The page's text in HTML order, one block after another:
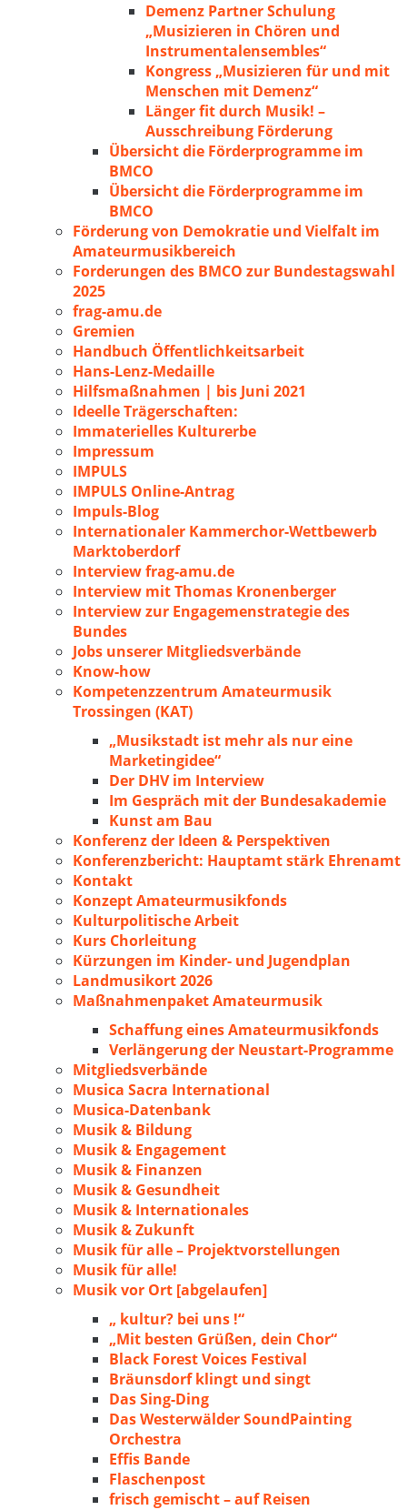
Demenz Partner Schulung
„Musizieren in Chören und
Instrumentalensembles“
Kongress „Musizieren für und mit
Menschen mit Demenz“
Länger fit durch Musik! –
Ausschreibung Förderung
Übersicht die Förderprogramme im
BMCO
Übersicht die Förderprogramme im
BMCO
Förderung von Demokratie und Vielfalt im
Amateurmusikbereich
Forderungen des BMCO zur Bundestagswahl
2025
frag-amu.de
Gremien
Handbuch Öffentlichkeitsarbeit
Hans-Lenz-Medaille
Hilfsmaßnahmen | bis Juni 2021
Ideelle Trägerschaften:
Immaterielles Kulturerbe
Impressum
IMPULS
IMPULS Online-Antrag
Impuls-Blog
Internationaler Kammerchor-Wettbewerb
Marktoberdorf
Interview frag-amu.de
Interview mit Thomas Kronenberger
Interview zur Engagemenstrategie des
Bundes
Jobs unserer Mitgliedsverbände
Know-how
Kompetenzzentrum Amateurmusik
Trossingen (KAT)
„Musikstadt ist mehr als nur eine
Marketingidee“
Der DHV im Interview
Im Gespräch mit der Bundesakademie
Kunst am Bau
Konferenz der Ideen & Perspektiven
Konferenzbericht: Hauptamt stärk Ehrenamt
Kontakt
Konzept Amateurmusikfonds
Kulturpolitische Arbeit
Kurs Chorleitung
Kürzungen im Kinder- und Jugendplan
Landmusikort 2026
Maßnahmenpaket Amateurmusik
Schaffung eines Amateurmusikfonds
Verlängerung der Neustart-Programme
Mitgliedsverbände
Musica Sacra International
Musica-Datenbank
Musik & Bildung
Musik & Engagement
Musik & Finanzen
Musik & Gesundheit
Musik & Internationales
Musik & Zukunft
Musik für alle – Projektvorstellungen
Musik für alle!
Musik vor Ort [abgelaufen]
„ kultur? bei uns !“
„Mit besten Grüßen, dein Chor“
Black Forest Voices Festival
Bräunsdorf klingt und singt
Das Sing-Ding
Das Westerwälder SoundPainting
Orchestra
Effis Bande
Flaschenpost
frisch gemischt – auf Reisen